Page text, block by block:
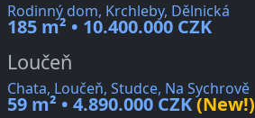
Rodinný dom, Krchleby, Dělnická
185 m² • 10.400.000 CZK
Loučeň
Chata, Loučeň, Studce, Na Sychrově
59 m² • 4.890.000 CZK(New!)